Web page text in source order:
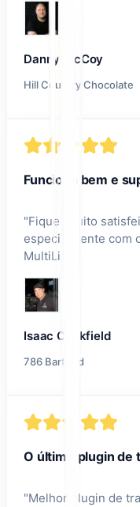
Danny McCoy
Hill Country Chocolate
Funciona bem e
"Fiquei muito
especialmente com
MultiLipi!
Isaac Cockfield
786 Bartend
O último plugin de
"Melhor plugin de